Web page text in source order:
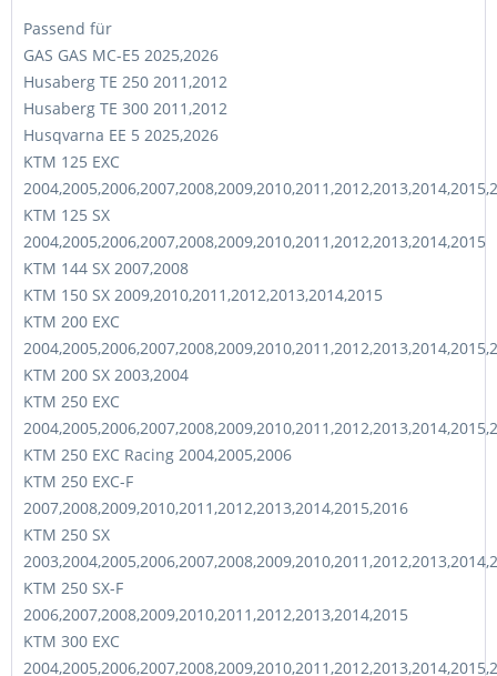
Passend für
GAS GAS MC-E5 2025,2026
Husaberg TE 250 2011,2012
Husaberg TE 300 2011,2012
Husqvarna EE 5 2025,2026
KTM 125 EXC
KTM 125 SX
2004,2005,2006,2007,2008,2009,2010,2011,2012,2013,2014,2015
KTM 144 SX 2007,2008
KTM 150 SX 2009,2010,2011,2012,2013,2014,2015
KTM 200 EXC
KTM 200 SX 2003,2004
KTM 250 EXC
KTM 250 EXC Racing 2004,2005,2006
KTM 250 EXC-F
2007,2008,2009,2010,2011,2012,2013,2014,2015,2016
KTM 250 SX
KTM 250 SX-F
2006,2007,2008,2009,2010,2011,2012,2013,2014,2015
KTM 300 EXC